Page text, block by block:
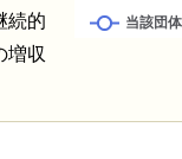
続的
増収